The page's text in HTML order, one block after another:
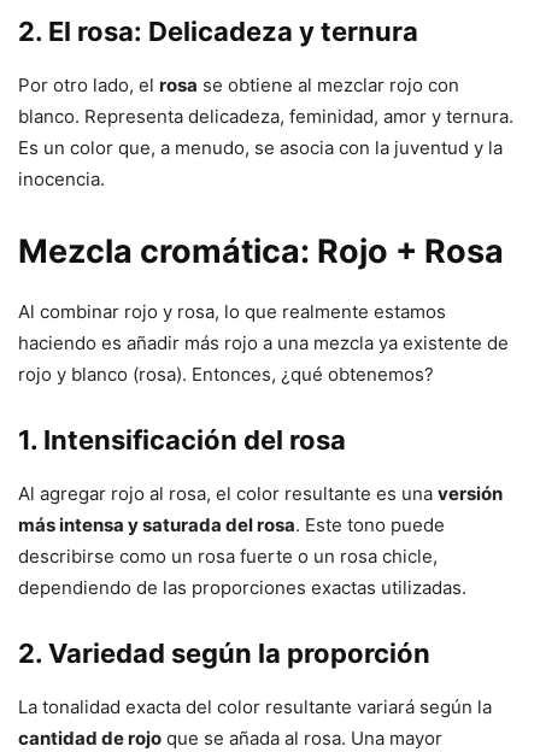
2. El rosa: Delicadeza y ternura
Por otro lado, el rosa se obtiene al mezclar rojo con
blanco. Representa delicadeza, feminidad, amor y ternura.
Es un color que, a menudo, se asocia con la juventud y la
inocencia.
Mezcla cromática: Rojo + Rosa
Al combinar rojo y rosa, lo que realmente estamos
haciendo es añadir más rojo a una mezcla ya existente de
rojo y blanco (rosa). Entonces, ¿qué obtenemos?
1. Intensificación del rosa
Al agregar rojo al rosa, el color resultante es una versión
más intensa y saturada del rosa. Este tono puede
describirse como un rosa fuerte o un rosa chicle,
dependiendo de las proporciones exactas utilizadas.
2. Variedad según la proporción
La tonalidad exacta del color resultante variará según la
cantidad de rojo que se añada al rosa. Una mayor